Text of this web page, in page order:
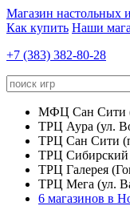
Магазин настольных
Как купить Наши
+7 (383) 382-80-28
МФЦ Сан Сити
ТРЦ Аура (ул.
ТРЦ Сан Сити
ТРЦ Сибирский
ТРЦ Галерея
ТРЦ Мега (ул.
6 магазинов в